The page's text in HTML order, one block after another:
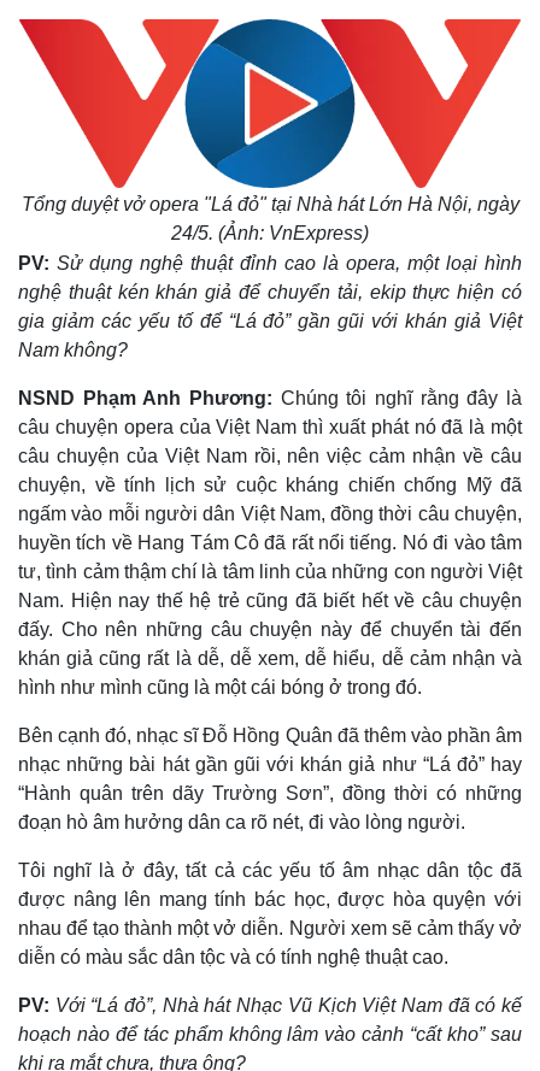
Kinh tế
Bất động sản
Khởi nghiệp
Giá vàng
Tỷ giá
Chứng khoán
Giá cà phê
Tổng duyệt vở opera "Lá đỏ" tại Nhà hát Lớn Hà Nội, ngày
24/5. (Ảnh: VnExpress)
PV: Sử dụng nghệ thuật đỉnh cao là opera, một loại hình
nghệ thuật kén khán giả để chuyển tải, ekip thực hiện có
gia giảm các yếu tố để “Lá đỏ” gần gũi với khán giả Việt
Nam không?
NSND Phạm Anh Phương: Chúng tôi nghĩ rằng đây là
câu chuyện opera của Việt Nam thì xuất phát nó đã là một
câu chuyện của Việt Nam rồi, nên việc cảm nhận về câu
chuyện, về tính lịch sử cuộc kháng chiến chống Mỹ đã
ngấm vào mỗi người dân Việt Nam, đồng thời câu chuyện,
huyền tích về Hang Tám Cô đã rất nổi tiếng. Nó đi vào tâm
tư, tình cảm thậm chí là tâm linh của những con người Việt
Nam. Hiện nay thế hệ trẻ cũng đã biết hết về câu chuyện
đấy. Cho nên những câu chuyện này để chuyển tài đến
khán giả cũng rất là dễ, dễ xem, dễ hiểu, dễ cảm nhận và
hình như mình cũng là một cái bóng ở trong đó.
Bên cạnh đó, nhạc sĩ Đỗ Hồng Quân đã thêm vào phần âm
nhạc những bài hát gần gũi với khán giả như “Lá đỏ” hay
“Hành quân trên dãy Trường Sơn”, đồng thời có những
đoạn hò âm hưởng dân ca rõ nét, đi vào lòng người.
Tôi nghĩ là ở đây, tất cả các yếu tố âm nhạc dân tộc đã
được nâng lên mang tính bác học, được hòa quyện với
nhau để tạo thành một vở diễn. Người xem sẽ cảm thấy vở
diễn có màu sắc dân tộc và có tính nghệ thuật cao.
PV: Với “Lá đỏ”, Nhà hát Nhạc Vũ Kịch Việt Nam đã có kế
hoạch nào để tác phẩm không lâm vào cảnh “cất kho” sau
khi ra mắt chưa, thưa ông?